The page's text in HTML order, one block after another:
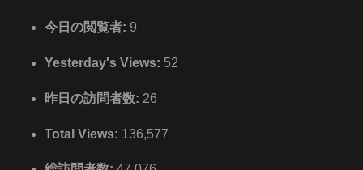
今日の閲覧者: 9
Yesterday's Views: 52
昨日の訪問者数: 26
Total Views: 136,577